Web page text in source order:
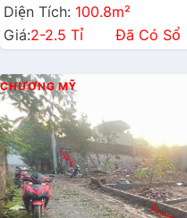
Diện Tích: 100.8m²
Giá:2-2.5 Tỉ Đã Có Sổ
CHƯƠNG MỸ